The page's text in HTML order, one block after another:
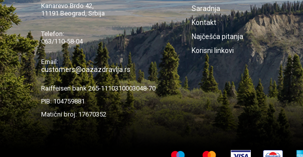
Kanarevo Brdo 42,
11191 Beograd, Srbija
Telefon:
063/110-58-04
Email:
customers@oazazdravlja.rs
Raiffeisen bank 265-1110310003048-70
PIB: 104759881
Matični broj: 17670352
Saradnja
Kontakt
Najčešća pitanja
Korisni linkovi